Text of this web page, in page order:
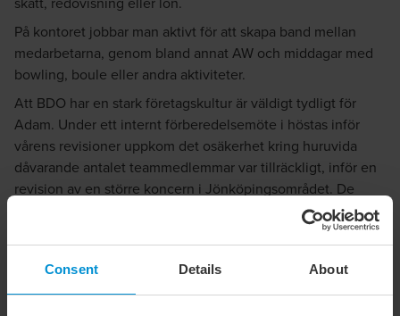
Consent Details About
På kontoret jobbar man aktivt för att skapa band mellan
medarbetarna, genom bland annat AW och middagar med
bowling, boule eller andra aktiviteter.
Att BDO har en stark företagskultur är väldigt tydligt för
Adam. Under ett internt förberedelsemöte i höstas inför
vårens revisioner uppkom det osäkerhet kring huruvida
dåvarande antalet teammedlemmar var tillräckligt, inför en
revision av en större koncern i Jönköpingsområdet. De
vände sig då till ett annat kontor inom regionen. Två
kollegor därifrån hjälpte till i en hel vecka, vilket verkligen